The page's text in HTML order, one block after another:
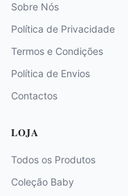
Sobre Nós
Política de Privacidade
Termos e Condições
Política de Envios
Contactos
LOJA
Todos os Produtos
Coleção Baby